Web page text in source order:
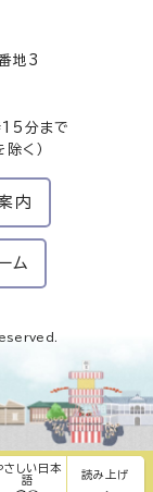
さしい日本
語
読み上げ
地3
分まで
く）
内
ム